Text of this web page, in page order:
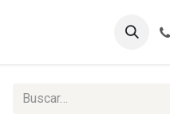
Reportes Web